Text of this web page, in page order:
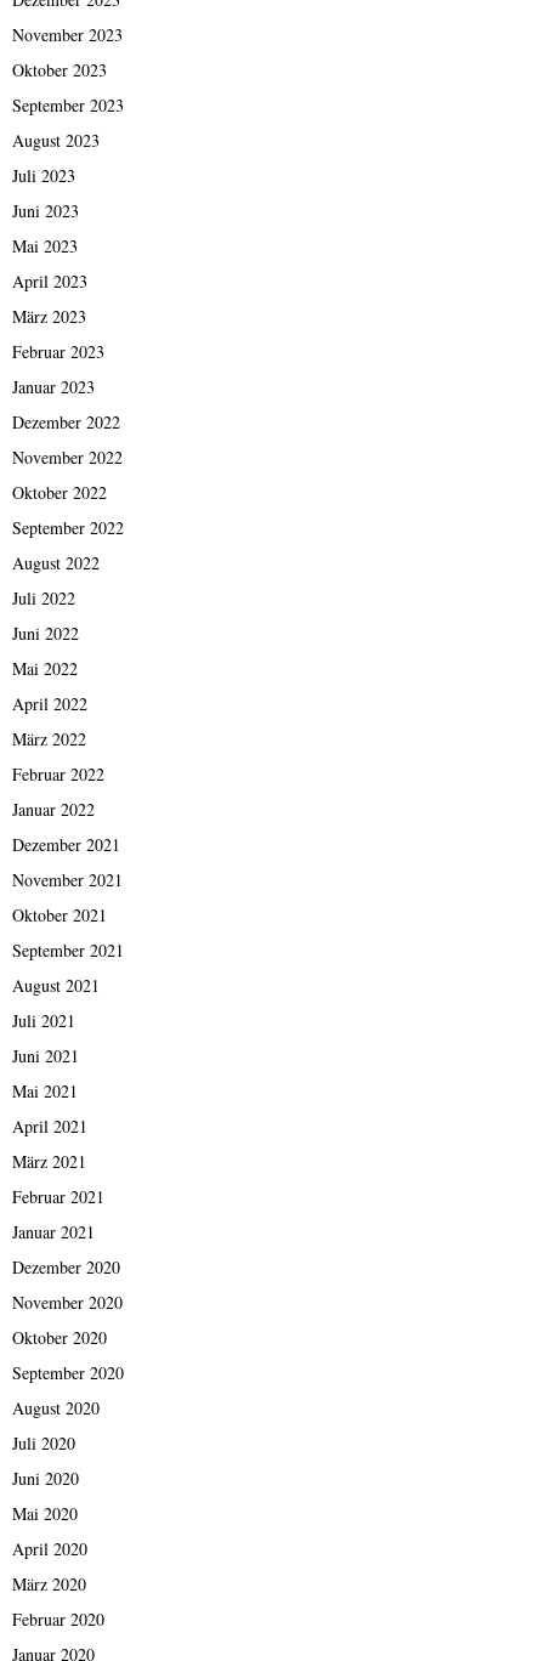
November 2023
Oktober 2023
September 2023
August 2023
Juli 2023
Juni 2023
Mai 2023
April 2023
März 2023
Februar 2023
Januar 2023
Dezember 2022
November 2022
Oktober 2022
September 2022
August 2022
Juli 2022
Juni 2022
Mai 2022
April 2022
März 2022
Februar 2022
Januar 2022
Dezember 2021
November 2021
Oktober 2021
September 2021
August 2021
Juli 2021
Juni 2021
Mai 2021
April 2021
März 2021
Februar 2021
Januar 2021
Dezember 2020
November 2020
Oktober 2020
September 2020
August 2020
Juli 2020
Juni 2020
Mai 2020
April 2020
März 2020
Februar 2020
Januar 2020